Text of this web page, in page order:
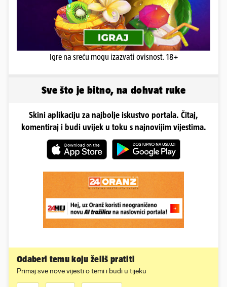
Igre na sreću mogu izazvati ovisnost. 18+
Sve što je bitno, na dohvat ruke
Skini aplikaciju za najbolje iskustvo portala. Čitaj,
komentiraj i budi uvijek u toku s najnovijim vijestima.
Odaberi temu koju želiš pratiti
Primaj sve nove vijesti o temi i budi u tijeku